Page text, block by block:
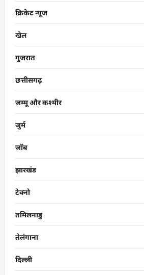
क्रिकेट न्यूज
खेल
गुजरात
छत्तीसगढ़
जम्मू और कश्मीर
जुर्म
जॉब
झारखंड
टेक्नो
तमिलनाडु
तेलंगाना
दिल्ली